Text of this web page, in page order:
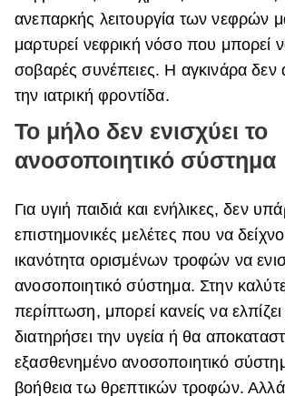
ανεπαρκής λειτουργία των νεφρών
μαρτυρεί νεφρική νόσο που μπορεί
σοβαρές συνέπειες. Η αγκινάρα δεν
την ιατρική φροντίδα.
Το μήλο δεν ενισχύει το
ανοσοποιητικό σύστημα
Για υγιή παιδιά και ενήλικες, δεν
επιστημονικές μελέτες που να
ικανότητα ορισμένων τροφών να
ανοσοποιητικό σύστημα. Στην
περίπτωση, μπορεί κανείς να ελπίζει
διατηρήσει την υγεία ή θα
εξασθενημένο ανοσοποιητικό
βοήθεια τω θρεπτικών τροφών.